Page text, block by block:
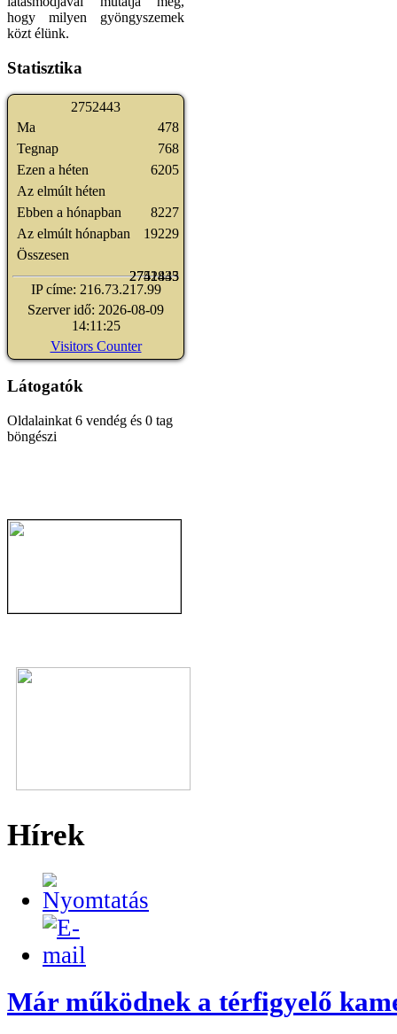
hogy milyen gyöngyszemek
közt élünk.
Statisztika
2752443
Ma
Tegnap
Ezen a héten
Az elmúlt héten
Ebben a hónapban
Az elmúlt hónapban
Összesen
478
768
6205
2741835
8227
19229
2752443
IP címe: 216.73.217.99
Szerver idő: 2026-08-09
14:11:25
Visitors Counter
Látogatók
Oldalainkat 6 vendég és 0 tag
böngészi
Hírek
Már működnek a térfigyelő